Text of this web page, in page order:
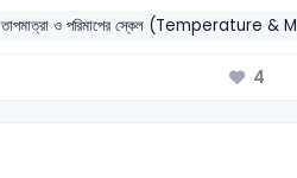
তাপমাত্রা ও পরিমাপের স্কেল (Temperature
4